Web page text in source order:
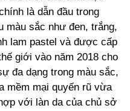
là dẫn đầu trong
màu sắc như đen, trắng,
lam pastel và được cấp
giới vào năm 2018 cho
đa dạng trong màu sắc,
mềm mại quyến rũ vừa
với làn da của chủ sở